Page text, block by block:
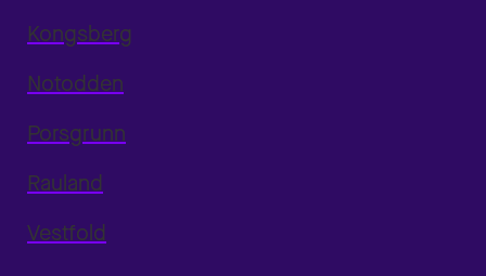
Kongsberg
Notodden
Porsgrunn
Rauland
Vestfold